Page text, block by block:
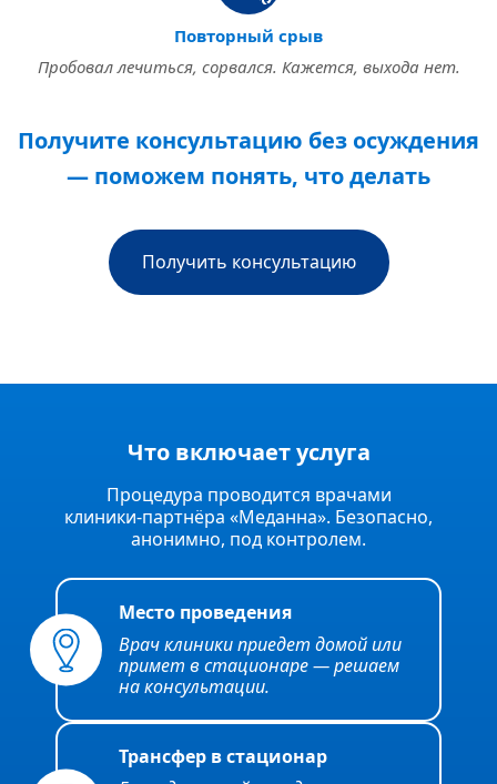
Повторный срыв
Пробовал лечиться, сорвался. Кажется, выхода нет.
Получите консультацию без осуждения
— поможем понять, что делать
Получить консультацию
Что включает услуга
Процедура проводится врачами
клиники‑партнёра «Меданна». Безопасно,
анонимно, под контролем.
Место проведения
Врач клиники приедет домой или
примет в стационаре — решаем
на консультации.
Трансфер в стационар